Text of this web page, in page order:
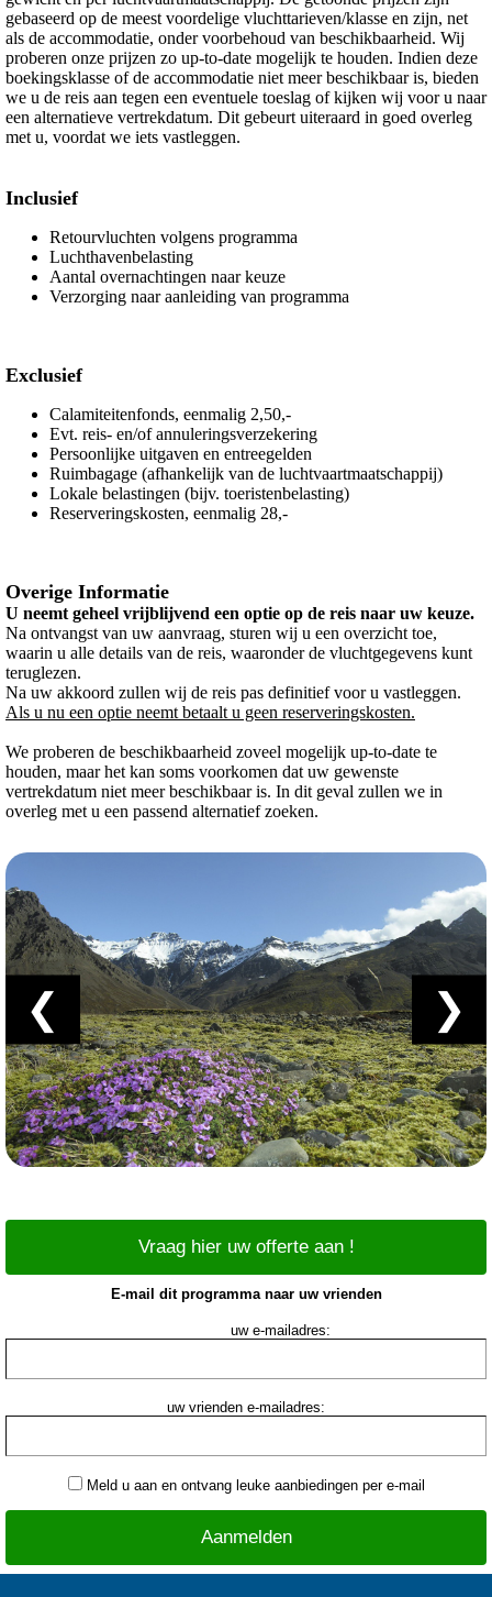
gebaseerd op de meest voordelige vluchttarieven/klasse en zijn, net
als de accommodatie, onder voorbehoud van beschikbaarheid. Wij
proberen onze prijzen zo up-to-date mogelijk te houden. Indien deze
boekingsklasse of de accommodatie niet meer beschikbaar is, bieden
we u de reis aan tegen een eventuele toeslag of kijken wij voor u naar
een alternatieve vertrekdatum. Dit gebeurt uiteraard in goed overleg
met u, voordat we iets vastleggen.
Inclusief
Retourvluchten volgens programma
Luchthavenbelasting
Aantal overnachtingen naar keuze
Verzorging naar aanleiding van programma
Exclusief
Calamiteitenfonds, eenmalig 2,50,-
Evt. reis- en/of annuleringsverzekering
Persoonlijke uitgaven en entreegelden
Ruimbagage (afhankelijk van de luchtvaartmaatschappij)
Lokale belastingen (bijv. toeristenbelasting)
Reserveringskosten, eenmalig 28,-
Overige Informatie
U neemt geheel vrijblijvend een optie op de reis naar uw keuze.
Na ontvangst van uw aanvraag, sturen wij u een overzicht toe,
waarin u alle details van de reis, waaronder de vluchtgegevens kunt
teruglezen.
Na uw akkoord zullen wij de reis pas definitief voor u vastleggen.
Als u nu een optie neemt betaalt u geen reserveringskosten.
We proberen de beschikbaarheid zoveel mogelijk up-to-date te
houden, maar het kan soms voorkomen dat uw gewenste
vertrekdatum niet meer beschikbaar is. In dit geval zullen we in
overleg met u een passend alternatief zoeken.
❮ ❯
Vraag hier uw offerte aan !
E-mail dit programma naar uw vrienden
uw e-mailadres:
uw vrienden e-mailadres:
Meld u aan en ontvang leuke aanbiedingen per e-mail